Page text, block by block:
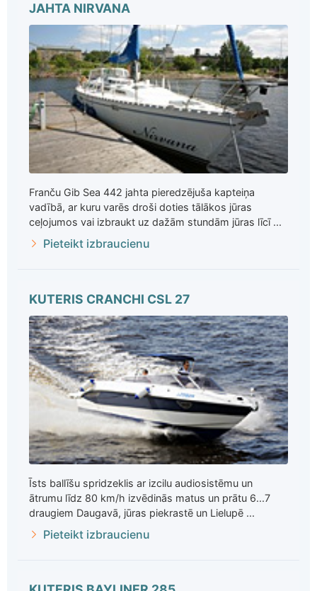
JAHTA NIRVANA
Franču Gib Sea 442 jahta pieredzējuša kapteiņa
vadībā, ar kuru varēs droši doties tālākos jūras
ceļojumos vai izbraukt uz dažām stundām jūras līcī ...
Pieteikt izbraucienu
KUTERIS CRANCHI CSL 27
Īsts ballīšu spridzeklis ar izcilu audiosistēmu un
ātrumu līdz 80 km/h izvēdinās matus un prātu 6...7
draugiem Daugavā, jūras piekrastē un Lielupē ...
Pieteikt izbraucienu